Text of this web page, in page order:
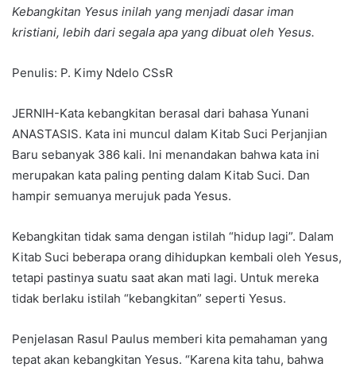
Kebangkitan Yesus inilah yang menjadi dasar iman
kristiani, lebih dari segala apa yang dibuat oleh Yesus.
Penulis: P. Kimy Ndelo CSsR
JERNIH-Kata kebangkitan berasal dari bahasa Yunani
ANASTASIS. Kata ini muncul dalam Kitab Suci Perjanjian
Baru sebanyak 386 kali. Ini menandakan bahwa kata ini
merupakan kata paling penting dalam Kitab Suci. Dan
hampir semuanya merujuk pada Yesus.
Kebangkitan tidak sama dengan istilah “hidup lagi”. Dalam
Kitab Suci beberapa orang dihidupkan kembali oleh Yesus,
tetapi pastinya suatu saat akan mati lagi. Untuk mereka
tidak berlaku istilah “kebangkitan” seperti Yesus.
Penjelasan Rasul Paulus memberi kita pemahaman yang
tepat akan kebangkitan Yesus. “Karena kita tahu, bahwa